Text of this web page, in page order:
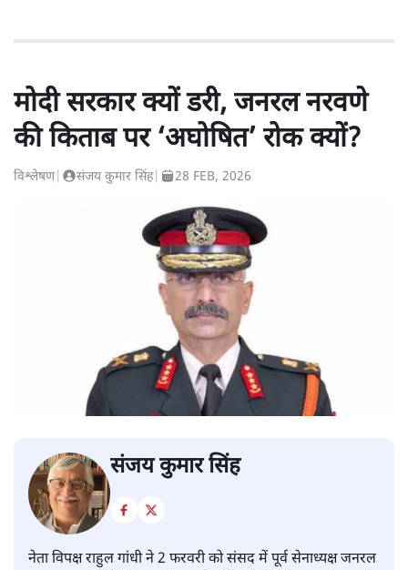
मोदी सरकार क्यों डरी, जनरल नरवणे
की किताब पर ‘अघोषित’ रोक क्यों?
विश्लेषण| संजय कुमार सिंह| 28 FEB, 2026
संजय कुमार सिंह
नेता विपक्ष राहुल गांधी ने 2 फरवरी को संसद में पूर्व सेनाध्यक्ष जनरल